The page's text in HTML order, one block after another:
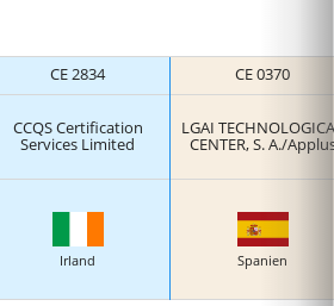
CE 2834 CE 0370
CCQS Certification
Services Limited
LGAI
CENTER, S. A./
Irland Spanien